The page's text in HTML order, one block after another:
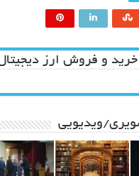
خرید و فروش ارز
ویدیویی